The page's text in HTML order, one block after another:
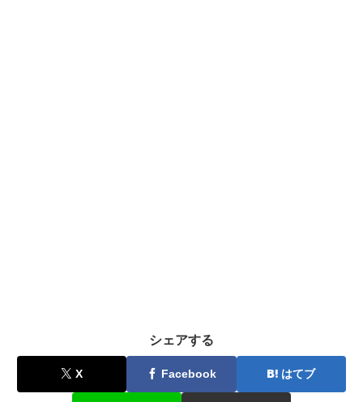
シェアする
X Facebook はてブ